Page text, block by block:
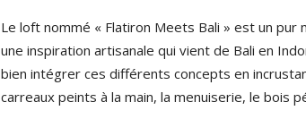
Le loft nommé « Flatiron Meets Bali » est un
une inspiration artisanale qui vient de Bali en
bien intégrer ces différents concepts en
carreaux peints à la main, la menuiserie, le bois